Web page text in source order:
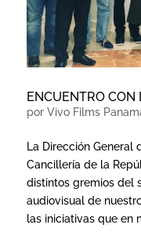
ENCUENTRO
por Vivo Films
La Dirección General
Cancillería de la
distintos gremios del
audiovisual de
las iniciativas que en